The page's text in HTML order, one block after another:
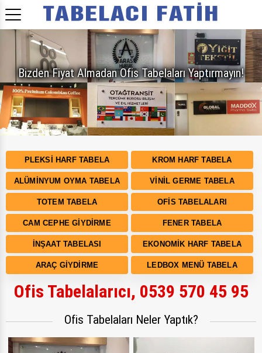
PLEKSI HARF TABELA KROM HARF TABELA
ALÜMINYUM OYMA TABELA VINIL GERME TABELA
TOTEM TABELA OFIS TABELALARI
CAM CEPHE GIYDIRME FENER TABELA
İNŞAAT TABELASI EKONOMIK HARF TABELA
ARAÇ GIYDIRME LEDBOX MENÜ TABELA
Ofis Tabelalarıcı, 0539 570 45 95
Ofis Tabelaları Neler Yaptık?